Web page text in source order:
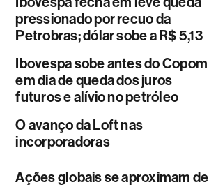
pressionado por recuo da
Petrobras; dólar sobe a R$ 5,13
Ibovespa sobe antes do Copom
em dia de queda dos juros
futuros e alívio no petróleo
O avanço da Loft nas
incorporadoras
Ações globais se aproximam de